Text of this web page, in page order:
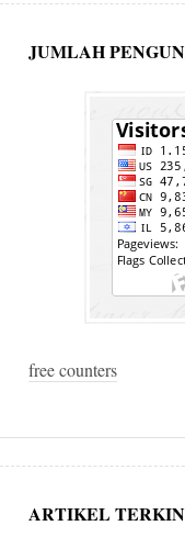
JUMLAH
free counters
ARTIKEL